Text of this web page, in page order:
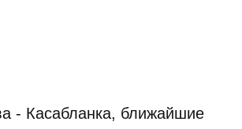
- Касабланка, ближайшие